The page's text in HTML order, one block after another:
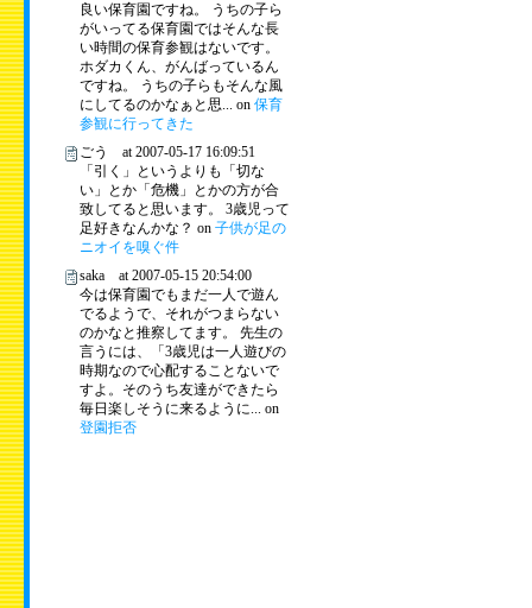
良い保育園ですね。 うちの子ら
がいってる保育園ではそんな長
い時間の保育参観はないです。
ホダカくん、がんばっているん
ですね。 うちの子らもそんな風
にしてるのかなぁと思... on 保育
参観に行ってきた
ごう at 2007-05-17 16:09:51
「引く」というよりも「切な
い」とか「危機」とかの方が合
致してると思います。 3歳児って
足好きなんかな？ on 子供が足の
ニオイを嗅ぐ件
saka at 2007-05-15 20:54:00
今は保育園でもまだ一人で遊ん
でるようで、それがつまらない
のかなと推察してます。 先生の
言うには、「3歳児は一人遊びの
時期なので心配することないで
すよ。そのうち友達ができたら
毎日楽しそうに来るように... on
登園拒否